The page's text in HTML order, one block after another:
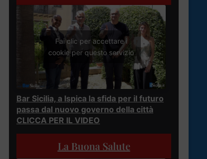
Fai clic per accettare i
cookie per questo servizio
Bar Sicilia, a Ispica la sfida per il futuro
passa dal nuovo governo della città
CLICCA PER IL VIDEO
La Buona Salute